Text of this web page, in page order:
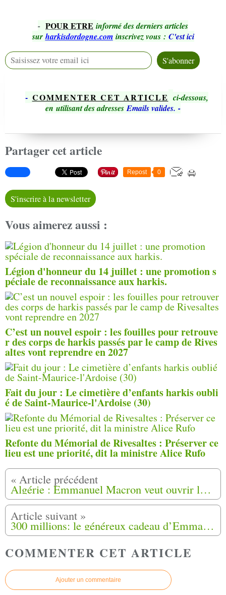
- POUR ETRE informé des derniers articles
sur harkisdordogne.com inscrivez vous : C'est ici
- COMMENTER CET ARTICLE ci-dessous,
en utilisant des adressesEmails valides. -
Partager cet article
Repost 0
S'inscrire à la newsletter
Vous aimerez aussi :
Légion d'honneur du 14 juillet : une promotion s
péciale de reconnaissance aux harkis.
C’est un nouvel espoir : les fouilles pour retrouve
r des corps de harkis passés par le camp de Rives
altes vont reprendre en 2027
Fait du jour : Le cimetière d’enfants harkis oubli
é de Saint-Maurice-l'Ardoise (30)
Refonte du Mémorial de Rivesaltes : Préserver ce
lieu est une priorité, dit la ministre Alice Rufo
Algérie : Emmanuel Macron veut ouvrir le «chantier de la réparation» des Harkis
300 millions: le généreux cadeau d’Emmanuel Macron aux harkis à sept mois de la présidentielle
COMMENTER CET ARTICLE
Ajouter un commentaire